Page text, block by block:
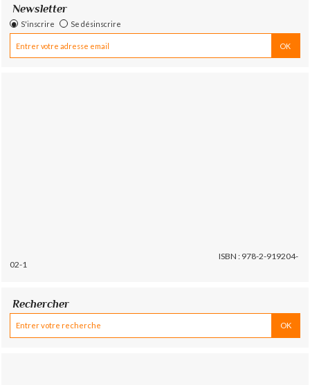
Newsletter
S'inscrire Se désinscrire
ISBN : 978-2-919204-
02-1
Rechercher